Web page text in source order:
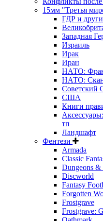
15мм "Третья
ГДР и
Западная
Израиль
Ирак
Иран
НАТО:
НАТО:
Советский
США
Книги
тп
Ландшафт
Фентези
Armada
Classic
Dungeons &
Discworld
Fantasy
Forgotten
Frostgrave
Frostgrave: